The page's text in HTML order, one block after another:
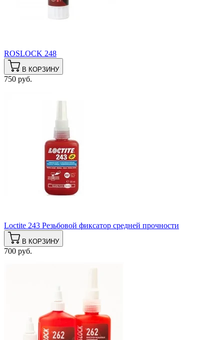
ROSLOCK 248
В КОРЗИНУ
750 руб.
Loctite 243 Резьбовой фиксатор средней прочности
В КОРЗИНУ
700 руб.